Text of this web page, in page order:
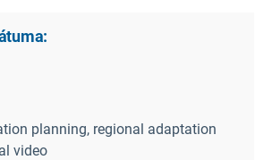
planning, regional adaptation
video